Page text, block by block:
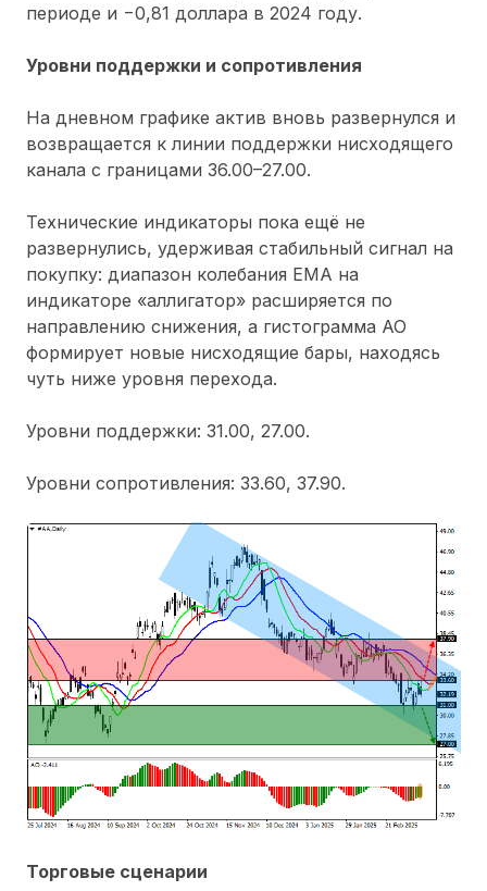
периоде и −0,81 доллара в 2024 году.
Уровни поддержки и сопротивления
На дневном графике актив вновь развернулся и
возвращается к линии поддержки нисходящего
канала с границами 36.00–27.00.
Технические индикаторы пока ещё не
развернулись, удерживая стабильный сигнал на
покупку: диапазон колебания ЕМА на
индикаторе «аллигатор» расширяется по
направлению снижения, а гистограмма АО
формирует новые нисходящие бары, находясь
чуть ниже уровня перехода.
Уровни поддержки: 31.00, 27.00.
Уровни сопротивления: 33.60, 37.90.
Торговые сценарии